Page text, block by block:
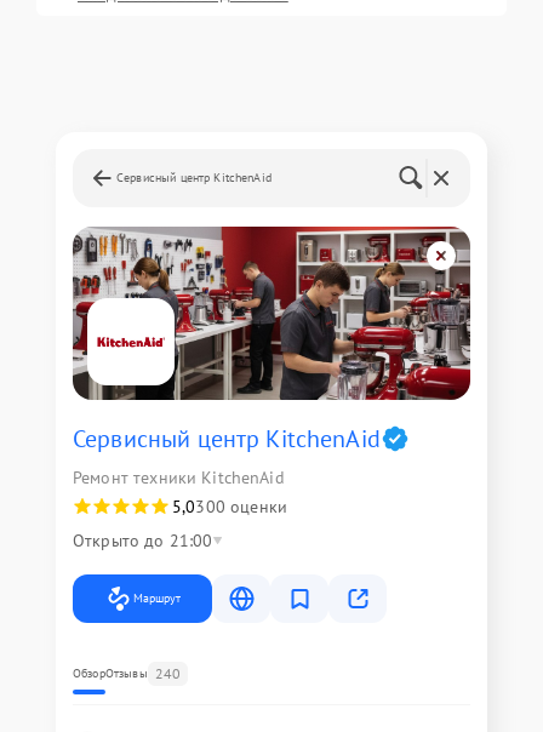
Сервисный центр KitchenAid
Сервисный центр KitchenAid
Ремонт техники KitchenAid
5,0300 оценки
Открыто до 21:00
Маршрут
ОбзорОтзывы 240